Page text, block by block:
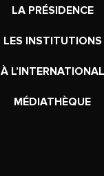
LA PRÉSIDENCE
LES INSTITUTIONS
À L’INTERNATIONAL
MÉDIATHÈQUE